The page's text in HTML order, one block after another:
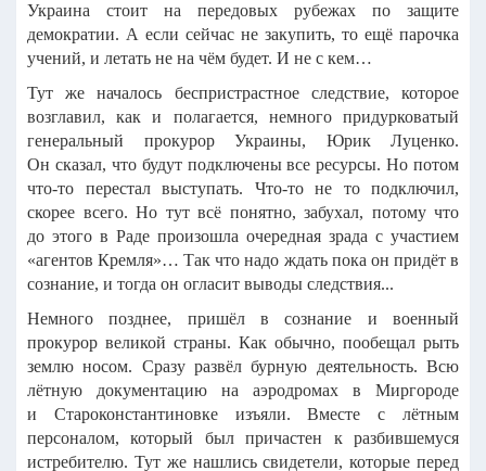
Украина стоит на передовых рубежах по защите
демократии. А если сейчас не закупить, то ещё парочка
учений, и летать не на чём будет. И не с кем…
Тут же началось беспристрастное следствие, которое
возглавил, как и полагается, немного придурковатый
генеральный прокурор Украины, Юрик Луценко.
Он сказал, что будут подключены все ресурсы. Но потом
что-то перестал выступать. Что-то не то подключил,
скорее всего. Но тут всё понятно, забухал, потому что
до этого в Раде произошла очередная зрада с участием
«агентов Кремля»… Так что надо ждать пока он придёт в
сознание, и тогда он огласит выводы следствия...
Немного позднее, пришёл в сознание и военный
прокурор великой страны. Как обычно, пообещал рыть
землю носом. Сразу развёл бурную деятельность. Всю
лётную документацию на аэродромах в Миргороде
и Староконстантиновке изъяли. Вместе с лётным
персоналом, который был причастен к разбившемуся
истребителю. Тут же нашлись свидетели, которые перед